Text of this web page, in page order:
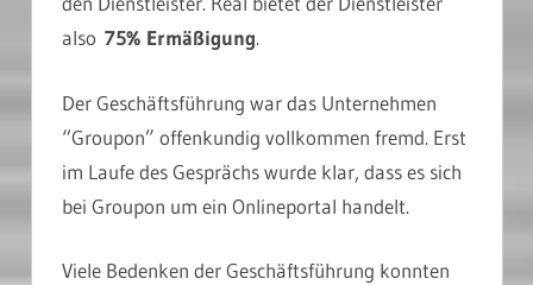
also 75% Ermäßigung.
Der Geschäftsführung war das Unternehmen
“Groupon” offenkundig vollkommen fremd. Erst
im Laufe des Gesprächs wurde klar, dass es sich
bei Groupon um ein Onlineportal handelt.
Viele Bedenken der Geschäftsführung konnten